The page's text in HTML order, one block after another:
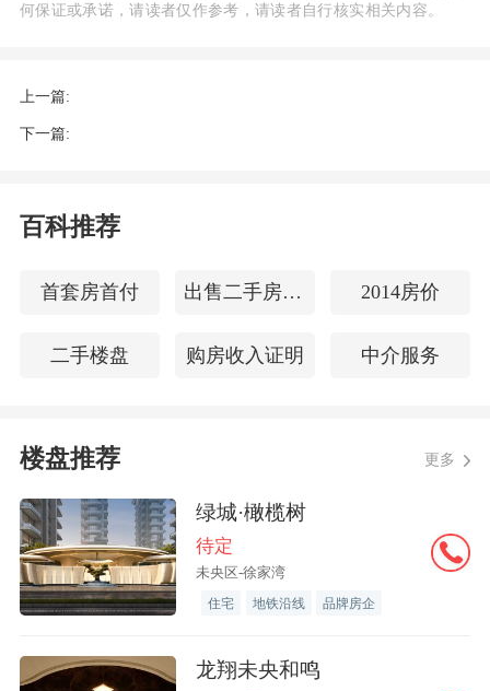
将为各地规范开展城市更新统计工作提供
新统计工作，及时了解城市更新项目实施
情况，全面掌握城市更新项目规模、进
示，该制度的制定实施，标志着城市更新
化的新阶段，对于全面准确掌握城市更新
何保证或承诺，请读者仅作参考，请读者自行核实相关内容。
上一篇:
下一篇:
百科推荐
首套房首付 出售二手房按揭 2014房价
二手楼盘 购房收入证明 中介服务
楼盘推荐 更多
绿城·橄榄树
待定
未央区-徐家湾
住宅 地铁沿线 品牌房企
龙翔未央和鸣